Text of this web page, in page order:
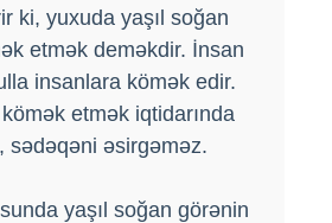
ki, yuxuda yaşıl soğan
etmək deməkdir. İnsan
insanlara kömək edir.
etmək iqtidarında
sədəqəni əsirgəməz.
yaşıl soğan görənin